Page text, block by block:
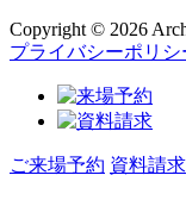
Copyright © 2026
プライバシーポリシ
ご来場予約 資料請求